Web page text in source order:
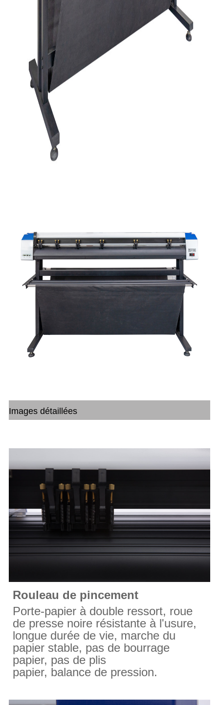
Images détaillées
Rouleau de pincement
Porte-papier à double ressort, roue
de presse noire résistante à l'usure,
longue durée de vie, marche du
papier stable, pas de bourrage
papier, pas de plis
papier, balance de pression.